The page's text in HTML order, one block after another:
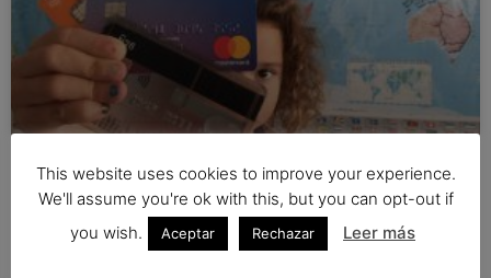
LAS MEJORES TARJETAS PARA VIAJAR SIN
COMISIONES EN EL 2022
This website uses cookies to improve your experience.
We'll assume you're ok with this, but you can opt-out if
you wish.
Aceptar Rechazar Leer más